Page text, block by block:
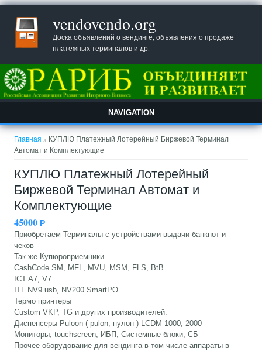
vendovendo.org
Доска объявлений о вендинге, объявления о продаже
платежных терминалов и др.
NAVIGATION
Вы здесь
Главная » КУПЛЮ Платежный Лотерейный Биржевой Терминал
Автомат и Комплектующие
КУПЛЮ Платежный Лотерейный
Биржевой Терминал Автомат и
Комплектующие
45000Ᵽ
Приобретаем Терминалы с устройствами выдачи банкнот и
чеков
Так же Купюроприемники
CashCode SM, MFL, MVU, MSM, FLS, BtB
ICT A7, V7
ITL NV9 usb, NV200 SmartPO
Термо принтеры
Custom VKP, TG и других производителей.
Диспенсеры Puloon ( pulon, пулон ) LCDM 1000, 2000
Мониторы, touchscreen, ИБП, Системные блоки, СБ
Прочее оборудование для вендинга в том числе аппараты в